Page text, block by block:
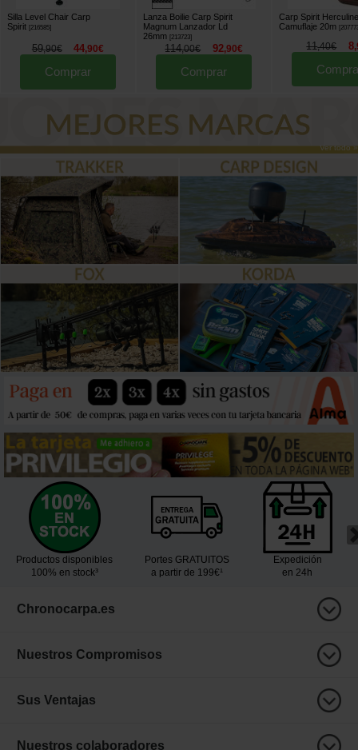
Silla Level Chair Carp
Spirit [216585]
59,90€ 44,90€
Comprar
Lanza Boilie Carp Spirit
Magnum Lanzador Ld
26mm [213723]
114,00€ 92,90€
Comprar
Carp Spirit
Camuflaje 20m [
11,40€ 8,
Ver todo »
Productos disponibles
100% en stock³
Portes GRATUITOS
a partir de 199€¹
Expedición
en 24h
Chronocarpa.es
Nuestros Compromisos
Sus Ventajas
Nuestros colaboradores